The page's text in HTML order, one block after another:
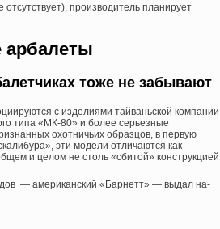
производитель планирует
тоже не забывают
с изделиями тайваньской компании
типа «МК-80» и более серьезные
охотничьих образцов, в первую
эти модели отличаются как
и целом не столь «сбитой»
— американский «Барнетт» — выдал на-